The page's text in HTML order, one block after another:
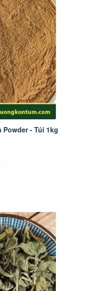
Powder - Túi 1kg